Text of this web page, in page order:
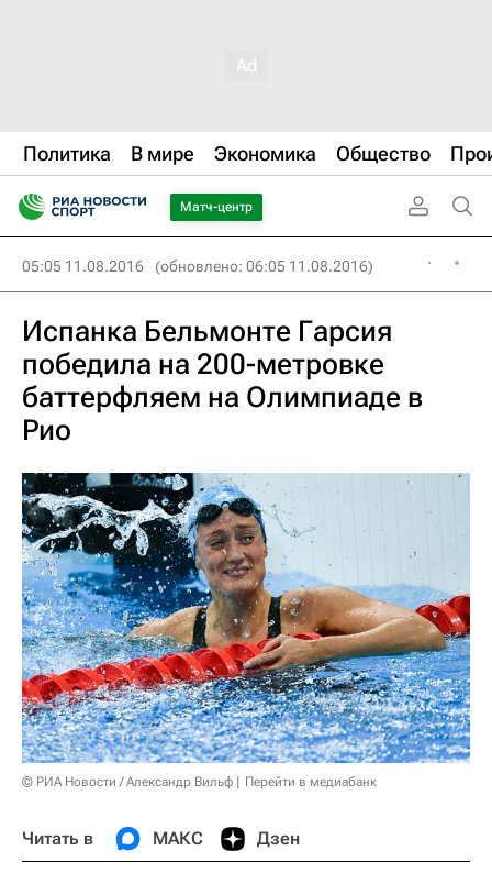
Политика В мире Экономика Общество
Матч-центр
05:05 11.08.2016 (обновлено: 06:05 11.08.2016)
Испанка Бельмонте Гарсия
победила на 200-метровке
баттерфляем на Олимпиаде в
Рио
© РИА Новости / Александр Вильф Перейти в медиабанк
Читать в МАКС Дзен